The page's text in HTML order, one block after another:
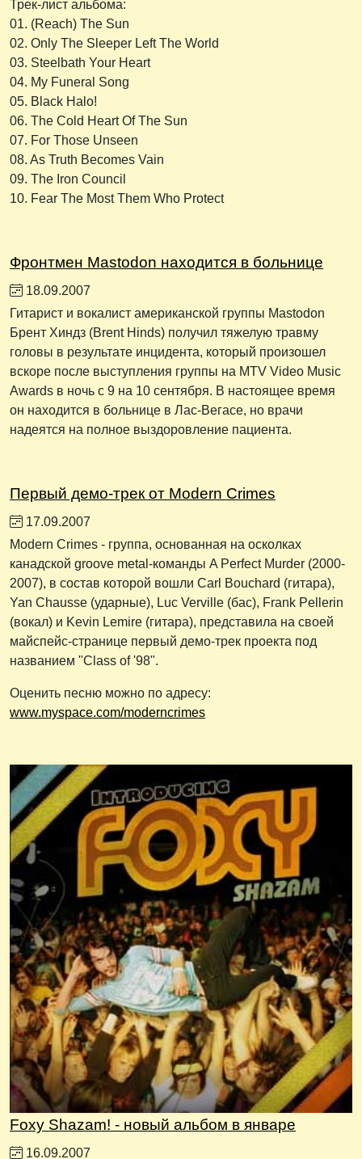
Трек-лист альбома:
01. (Reach) The Sun
02. Only The Sleeper Left The World
03. Steelbath Your Heart
04. My Funeral Song
05. Black Halo!
06. The Cold Heart Of The Sun
07. For Those Unseen
08. As Truth Becomes Vain
09. The Iron Council
10. Fear The Most Them Who Protect
Фронтмен Mastodon находится в больнице
18.09.2007
Гитарист и вокалист американской группы Mastodon
Брент Хиндз (Brent Hinds) получил тяжелую травму
головы в результате инцидента, который произошел
вскоре после выступления группы на MTV Video Music
Awards в ночь с 9 на 10 сентября. В настоящее время
он находится в больнице в Лас-Вегасе, но врачи
надеятся на полное выздоровление пациента.
Первый демо-трек от Modern Crimes
17.09.2007
Modern Crimes - группа, основанная на осколках
канадской groove metal-команды A Perfect Murder (2000-
2007), в состав которой вошли Carl Bouchard (гитара),
Yan Chausse (ударные), Luc Verville (бас), Frank Pellerin
(вокал) и Kevin Lemire (гитара), представила на своей
майспейс-странице первый демо-трек проекта под
названием "Class of '98".
Оценить песню можно по адресу:
www.myspace.com/moderncrimes
Foxy Shazam! - новый альбом в январе
16.09.2007